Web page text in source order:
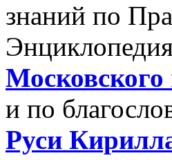
знаний по
и по
Руси